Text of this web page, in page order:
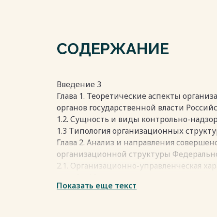
СОДЕРЖАНИЕ
Введение 3
Глава 1. Теоретические аспекты
органов государственной власти
1.2. Сущность и виды контрольно-
1.3 Типология организационных
Глава 2. Анализ и направления
организационной структуры
2.1. Организационно-управленческая
2.2. Анализ организационной структуры
Показать еще текст